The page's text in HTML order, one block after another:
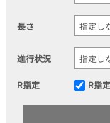
長さ
進行状況
R指定 R指